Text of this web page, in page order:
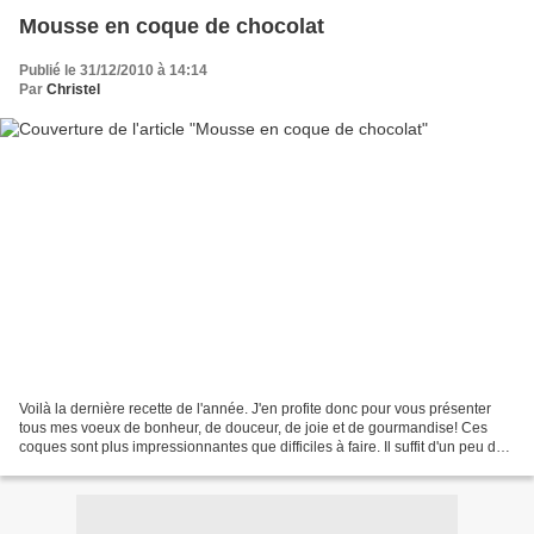
Mousse en coque de chocolat
Publié le 31/12/2010 à 14:14
Par Christel
Voilà la dernière recette de l'année. J'en profite donc pour vous présenter
tous mes voeux de bonheur, de douceur, de joie et de gourmandise! Ces
coques sont plus impressionnantes que difficiles à faire. Il suffit d'un peu de